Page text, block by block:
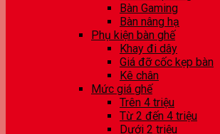
Bàn Gaming
Bàn nâng hạ
Phụ kiện bàn ghế
Khay đi dây
Giá đỡ cốc kẹp bàn
Kê chân
Mức giá ghế
Trên 4 triệu
Từ 2 đến 4 triệu
Dưới 2 triệu